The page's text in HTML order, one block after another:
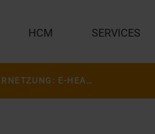
HCM SERVICES
DIGITALE VERNETZUNG: E-HEALTH MADE IN EUROPE